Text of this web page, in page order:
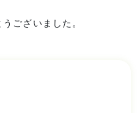
ございました。